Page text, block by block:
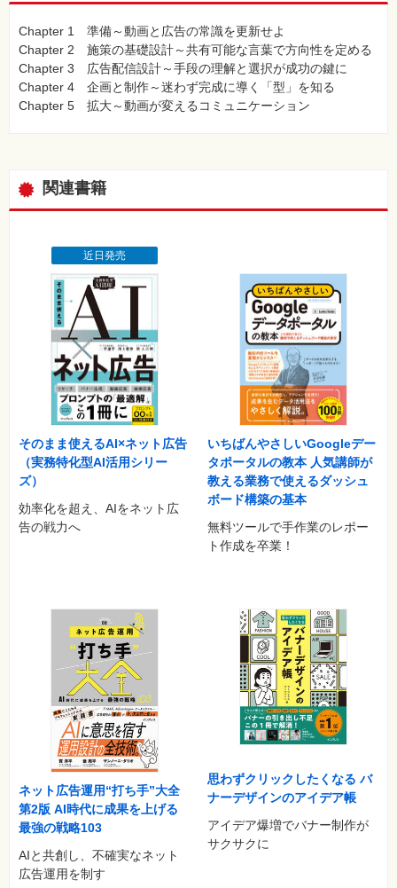
Chapter 1 準備～動画と広告の常識を更新せよ
Chapter 2 施策の基礎設計～共有可能な言葉で方向性を定める
Chapter 3 広告配信設計～手段の理解と選択が成功の鍵に
Chapter 4 企画と制作～迷わず完成に導く「型」を知る
Chapter 5 拡大～動画が変えるコミュニケーション
関連書籍
近日発売
そのまま使えるAI×ネット広告
（実務特化型AI活用シリー
ズ）
効率化を超え、AIをネット広
告の戦力へ
いちばんやさしいGoogleデー
タポータルの教本 人気講師が
教える業務で使えるダッシュ
ボード構築の基本
無料ツールで手作業のレポー
ト作成を卒業！
ネット広告運用“打ち手”大全
第2版 AI時代に成果を上げる
最強の戦略103
AIと共創し、不確実なネット
広告運用を制す
思わずクリックしたくなる バ
ナーデザインのアイデア帳
アイデア爆増でバナー制作が
サクサクに